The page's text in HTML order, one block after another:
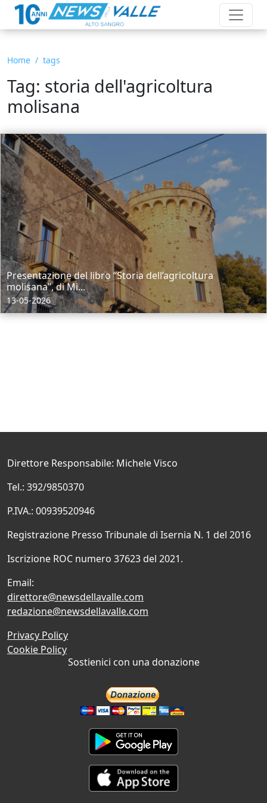
Home tags
Tag: storia dell'agricoltura
molisana
Presentazione del libro “Storia dell’agricoltura
molisana”, di Mi...
13-05-2026
Direttore Responsabile: Michele Visco
Tel.: 392/9850370
P.IVA.: 00939520946
Registrazione Presso Tribunale di Isernia N. 1 del 2016
Iscrizione ROC numero 37623 del 2021.
Email:
direttore@newsdellavalle.com
redazione@newsdellavalle.com
Privacy Policy
Cookie Policy
Sostienici con una donazione